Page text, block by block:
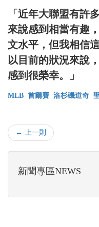
「近年大聯盟有許
來說感到相當有趣
文水平，但我相信
以目前的狀況來說
感到很榮幸。」
MLB 首爾賽 洛杉磯道奇
← 上一則
新聞專區NEWS